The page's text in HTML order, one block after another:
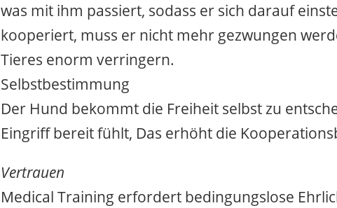
was mit ihm passiert, sodass er sich darauf
kooperiert, muss er nicht mehr gezwungen
Tieres enorm verringern.
Selbstbestimmung
Der Hund bekommt die Freiheit selbst zu
Eingriff bereit fühlt, Das erhöht die
Vertrauen
Medical Training erfordert bedingungslose